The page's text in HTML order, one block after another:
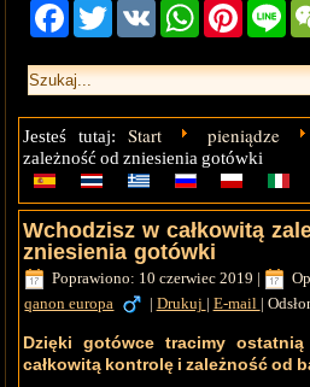
Facebook
Twitter VK WhatsAppPinterest
Jesteś tutaj:Start pieniądze
zależność od zniesienia gotówki
Wchodzisz w całkowitą
zniesienia gotówki
Poprawiono: 10 czerwiec 2019 |
qanon europa
| Drukuj | E-mail |
Dzięki gotówce tracimy
całkowitą kontrolę i zależność od